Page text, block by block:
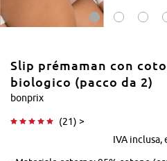
Slip prémaman con
biologico (pacco da 2)
bonprix
(21) >
IVA inclusa,